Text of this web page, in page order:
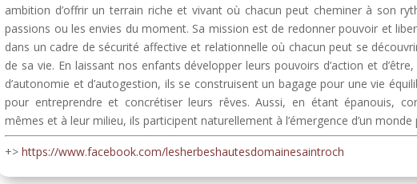
ambition d’offrir un terrain riche et vivant où chacun peut cheminer à son
passions ou les envies du moment. Sa mission est de redonner pouvoir et
dans un cadre de sécurité affective et relationnelle où chacun peut se
de sa vie. En laissant nos enfants développer leurs pouvoirs d’action et
d’autonomie et d’autogestion, ils se construisent un bagage pour une vie
pour entreprendre et concrétiser leurs rêves. Aussi, en étant épanouis,
mêmes et à leur milieu, ils participent naturellement à l’émergence d’un monde
+> https://www.facebook.com/lesherbeshautesdomainesaintroch